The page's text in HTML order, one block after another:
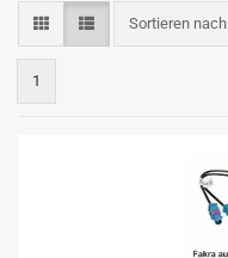
Sortieren nach
1